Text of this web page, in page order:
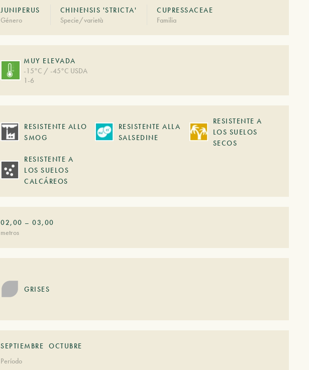
JUNIPERUS
Género
CHINENSIS 'STRICTA'
Specie/varietà
CUPRESSACEAE
Familia
MUY ELEVADA
-15°C / -45°C USDA
1-6
RESISTENTE ALLO
SMOG
RESISTENTE ALLA
SALSEDINE
RESISTENTE A
LOS SUELOS
SECOS
RESISTENTE A
LOS SUELOS
CALCÁREOS
02,00 –03,00
metros
GRISES
SEPTIEMBRE
OCTUBRE
Período